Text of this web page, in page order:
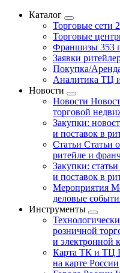
Каталог
Торговые сети
Торговые
Франшизы 353
Заявки
Покупка/
Аналитика ТЦ
Новости
Новости
торговой
Закупки:
и поставок в
Статьи Статьи
ритейле и
Закупки: статьи
и поставок в
Мероприятия
деловые
Инструменты
розничной
и электронной
Карта ТК и ТЦ
на карте России